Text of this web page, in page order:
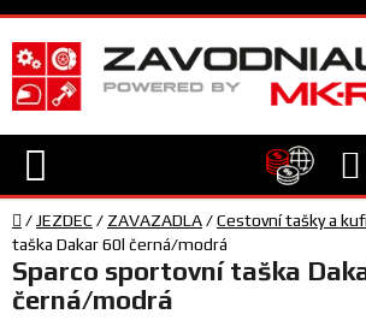
Přejít
na
obsah
TECHNIKA
VYBAVENÍ
Domů
/ JEZDEC / ZAVAZADLA/Cestovní tašky a
taška Dakar 60l černá/modrá
Sparco sportovní taška
černá/modrá